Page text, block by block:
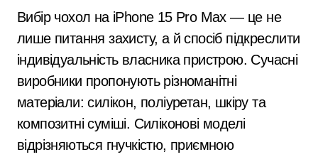
Вибір чохол на iPhone 15 Pro Max — це не
лише питання захисту, а й спосіб підкреслити
індивідуальність власника пристрою. Сучасні
виробники пропонують різноманітні
матеріали: силікон, поліуретан, шкіру та
композитні суміші. Силіконові моделі
відрізняються гнучкістю, приємною